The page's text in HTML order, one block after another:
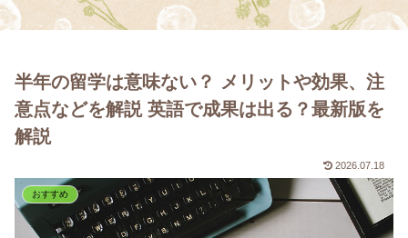
半年の留学は意味ない？ メリットや効果、注
意点などを解説 英語で成果は出る？最新版を
解説
2026.07.18
おすすめ